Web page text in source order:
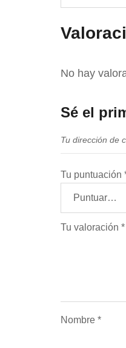
No hay
Sé el
Tu dirección de
Tu puntuación
Tu valoración *
Nombre *